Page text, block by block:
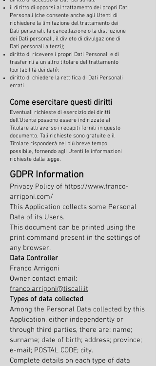
il diritto di opporsi al trattamento dei propri Dati
Personali (che consente anche agli Utenti di
richiedere la limitazione del trattamento dei
Dati personali, la cancellazione o la distruzione
dei Dati personali, il divieto di divulgazione di
Dati personali a terzi);
diritto di ricevere i propri Dati Personali e di
trasferirli a un altro titolare del trattamento
(portabilità dei dati);
diritto di chiedere la rettifica di Dati Personali
errati.
Come esercitare questi diritti
Eventuali richieste di esercizio dei diritti
dell'Utente possono essere indirizzate al
Titolare attraverso i recapiti forniti in questo
documento. Tali richieste sono gratuite e il
Titolare risponderà nel più breve tempo
possibile, fornendo agli Utenti le informazioni
richieste dalla legge.
GDPR Information
Privacy Policy of https://www.franco-
arrigoni.com/
This Application collects some Personal
Data of its Users.
This document can be printed using the
print command present in the settings of
any browser.
Data Controller
Franco Arrigoni
Owner contact email:
franco.arrigoni@tiscali.it
Types of data collected
Among the Personal Data collected by this
Application, either independently or
through third parties, there are: name;
surname; date of birth; address; province;
e-mail; POSTAL CODE; city.
Complete details on each type of data